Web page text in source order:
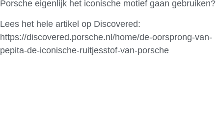
Porsche eigenlijk het iconische motief gaan gebruiken?
Lees het hele artikel op Discovered:
https://discovered.porsche.nl/home/de-oorsprong-van-
pepita-de-iconische-ruitjesstof-van-porsche